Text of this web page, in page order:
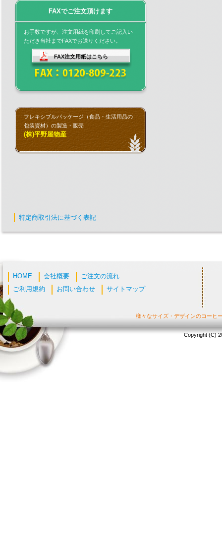
FAXでご注文頂けます
お手数ですが、注文用紙を印刷してご記入い
ただき当社までFAXでお送りください。
FAX注文用紙はこちら
フレキシブルパッケージ（食品・生活用品の
包装資材）の製造・販売
(株)平野屋物産
特定商取引法に基づく表記
HOME 会社概要
ご注文の流れ
ご利用規約
お問い合わせ サイトマップ
様々なサイズ・デザインのコーヒ
Copyright (C)